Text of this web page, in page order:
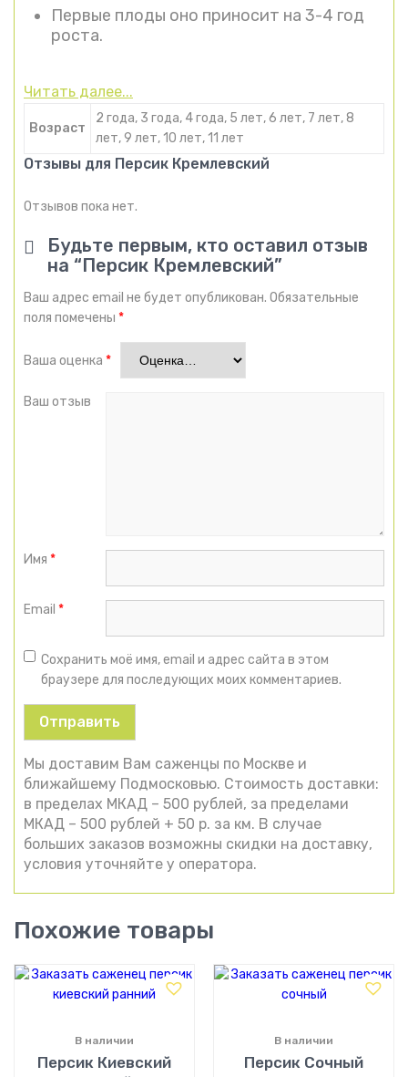
Первые плоды оно приносит на 3-4 год
роста.
Читать далее...
Возраст
2 года, 3 года, 4 года, 5 лет, 6 лет, 7 лет, 8
лет, 9 лет, 10 лет, 11 лет
Отзывы для Персик Кремлевский
Отзывов пока нет.
Будьте первым, кто оставил отзыв
на “Персик Кремлевский”
Ваш адрес email не будет опубликован. Обязательные
поля помечены *
Ваша оценка *
Ваш отзыв
Имя *
Email *
Сохранить моё имя, email и адрес сайта в этом
браузере для последующих моих комментариев.
Мы доставим Вам саженцы по Москве и
ближайшему Подмосковью. Стоимость доставки:
в пределах МКАД – 500 рублей, за пределами
МКАД – 500 рублей + 50 р. за км. В случае
больших заказов возможны скидки на доставку,
условия уточняйте у оператора.
Похожие товары
Персик Киевский
В наличии
Персик Сочный
В наличии